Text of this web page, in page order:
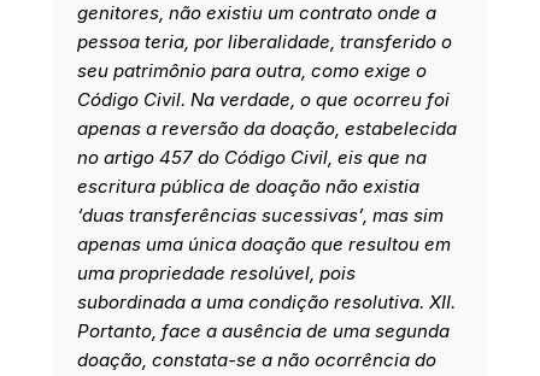
genitores, não existiu um contrato onde a
pessoa teria, por liberalidade, transferido o
seu patrimônio para outra, como exige o
Código Civil. Na verdade, o que ocorreu foi
apenas a reversão da doação, estabelecida
no artigo 457 do Código Civil, eis que na
escritura pública de doação não existia
‘duas transferências sucessivas’, mas sim
apenas uma única doação que resultou em
uma propriedade resolúvel, pois
subordinada a uma condição resolutiva. XII.
Portanto, face a ausência de uma segunda
doação, constata-se a não ocorrência do